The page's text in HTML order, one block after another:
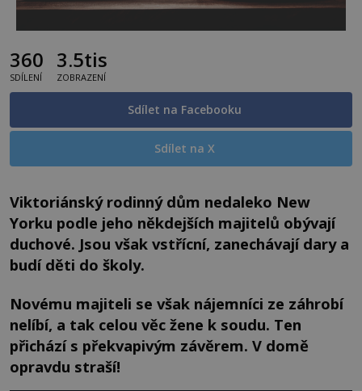
360
SDÍLENÍ
3.5tis
ZOBRAZENÍ
Sdílet na Facebooku
Sdílet na X
Viktoriánský rodinný dům nedaleko New
Yorku podle jeho někdejších majitelů obývají
duchové. Jsou však vstřícní, zanechávají dary a
budí děti do školy.
Novému majiteli se však nájemníci ze záhrobí
nelíbí, a tak celou věc žene k soudu. Ten
přichází s překvapivým závěrem. V domě
opravdu straší!